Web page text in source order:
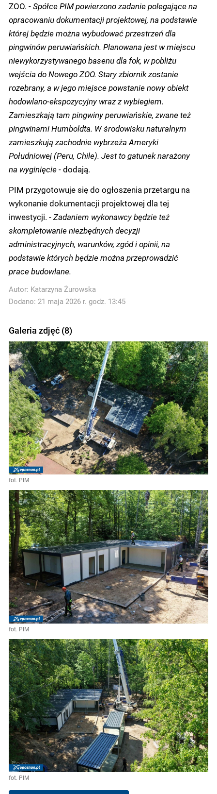
ZOO. -Spółce PIM powierzono zadanie polegające na
opracowaniu dokumentacji projektowej, na podstawie
której będzie można wybudować przestrzeń dla
pingwinów peruwiańskich. Planowana jest w miejscu
niewykorzystywanego basenu dla fok, w pobliżu
wejścia do Nowego ZOO. Stary zbiornik zostanie
rozebrany, a w jego miejsce powstanie nowy obiekt
hodowlano-ekspozycyjny wraz z wybiegiem.
Zamieszkają tam pingwiny peruwiańskie, zwane też
pingwinami Humboldta. W środowisku naturalnym
zamieszkują zachodnie wybrzeża Ameryki
Południowej (Peru, Chile). Jest to gatunek narażony
na wyginięcie -dodają.
PIM przygotowuje się do ogłoszenia przetargu na
wykonanie dokumentacji projektowej dla tej
inwestycji. - Zadaniem wykonawcy będzie też
skompletowanie niezbędnych decyzji
administracyjnych, warunków, zgód i opinii, na
podstawie których będzie można przeprowadzić
prace budowlane.
Autor: Katarzyna Żurowska
Dodano: 21 maja 2026 r. godz. 13:45
Galeria zdjęć (8)
fot. PIM
fot. PIM
fot. PIM